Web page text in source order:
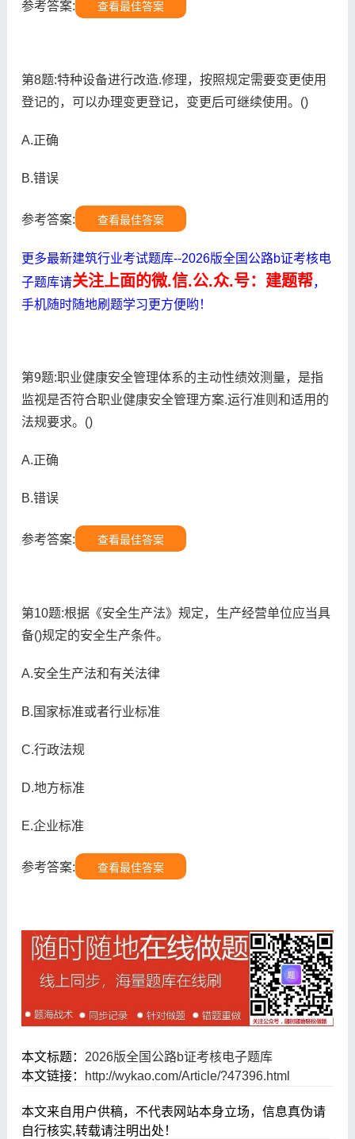
参考答案: 查看最佳答案
第8题:特种设备进行改造.修理，按照规定需要变更使用
登记的，可以办理变更登记，变更后可继续使用。()
A.正确
B.错误
参考答案: 查看最佳答案
更多最新建筑行业考试题库--2026版全国公路b证考核电
子题库请关注上面的微.信.公.众.号：建题帮，
手机随时随地刷题学习更方便哟！
第9题:职业健康安全管理体系的主动性绩效测量，是指
监视是否符合职业健康安全管理方案.运行准则和适用的
法规要求。()
A.正确
B.错误
参考答案: 查看最佳答案
第10题:根据《安全生产法》规定，生产经营单位应当具
备()规定的安全生产条件。
A.安全生产法和有关法律
B.国家标准或者行业标准
C.行政法规
D.地方标准
E.企业标准
参考答案: 查看最佳答案
本文标题： 2026版全国公路b证考核电子题库
本文链接：
http://wykao.com/Article/?47396.html
本文来自用户供稿，不代表网站本身立场，信息真伪请
自行核实,转载请注明出处！